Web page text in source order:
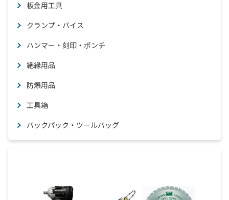
板金用工具
クランプ・バイス
ハンマー・刻印・ポンチ
絶縁用品
防爆用品
工具箱
バックパック・ツールバッグ